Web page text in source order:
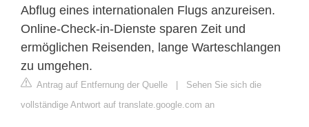
Abflug eines internationalen Flugs anzureisen.
Online-Check-in-Dienste sparen Zeit und
ermöglichen Reisenden, lange Warteschlangen
zu umgehen.
Antrag auf Entfernung der Quelle
Sehen Sie sich die
vollständige Antwort auf translate.google.com an